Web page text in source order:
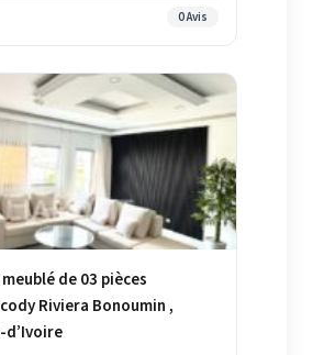
0 Avis
de 03 pièces
Riviera Bonoumin ,